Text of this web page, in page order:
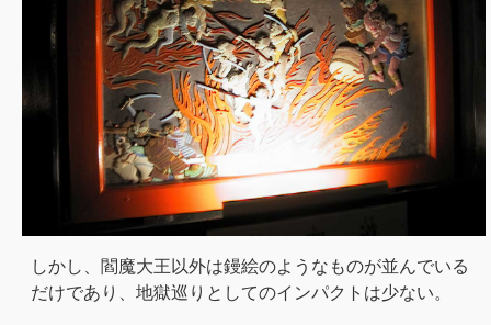
しかし、閻魔大王以外は鏝絵のようなものが並んでいる
だけであり、地獄巡りとしてのインパクトは少ない。